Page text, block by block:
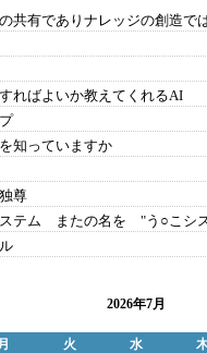
共有でありナレッジの創造で
ればよいか教えてくれるAI
知っていますか
尊
ステム またの名を "う○こシ
2026年7月
火 水